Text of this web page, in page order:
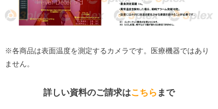
※各商品は表面温度を測定するカメラです。医療機器ではあり
ません。
詳しい資料のご請求はこちら まで